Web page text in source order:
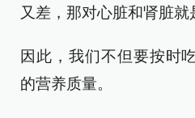
又差，那对心脏和肾脏就
因此，我们不但要按时
的营养质量。